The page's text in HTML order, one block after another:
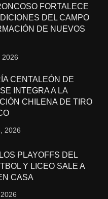
FORTALECE
DEL CAMPO
DE NUEVOS
2026
CENTALEÓN DE
INTEGRA A LA
CHILENA DE TIRO
2026
PLAYOFFS DEL
Y LICEO SALE A
CASA